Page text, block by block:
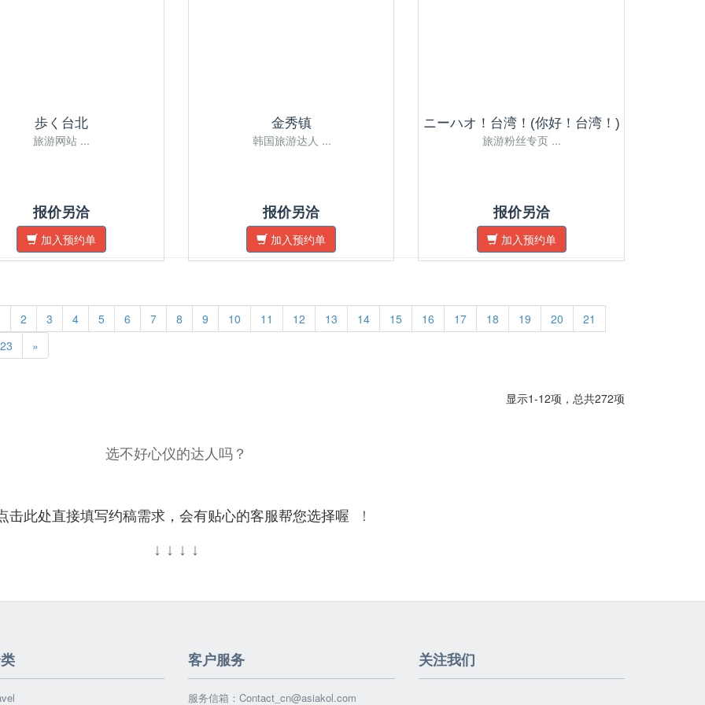
歩く台北
旅游网站 ...
报价另洽
加入预约单
金秀镇
韩国旅游达人 ...
报价另洽
加入预约单
ニーハオ！台湾！(你好！台湾！)
旅游粉丝专页 ...
报价另洽
加入预约单
2 3 4 5 6 7 8 9 10 11 12 13 14 15 16 17 18 19 20
21
23
»
显示1-12项，总共272项
选不好心仪的达人吗？
击此处直接填写约稿需求，会有贴心的客服帮您选择喔 ！
↓ ↓ ↓ ↓
客户服务
服务信箱： Contact_cn@asiakol.com
关注我们